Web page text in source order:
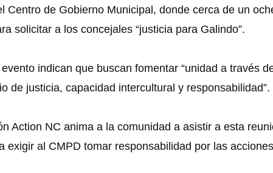
Centro de Gobierno Municipal, donde cerca de un
solicitar a los concejales “justicia para Galindo”.
indican que buscan fomentar “unidad a través
de justicia, capacidad intercultural y responsabilidad”.
Action NC anima a la comunidad a asistir a esta
exigir al CMPD tomar responsabilidad por las